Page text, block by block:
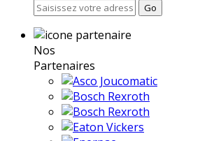
Go
Nos
Partenaires